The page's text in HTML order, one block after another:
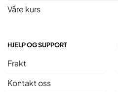
Våre kurs
HJELP OG SUPPORT
Frakt
Kontakt oss